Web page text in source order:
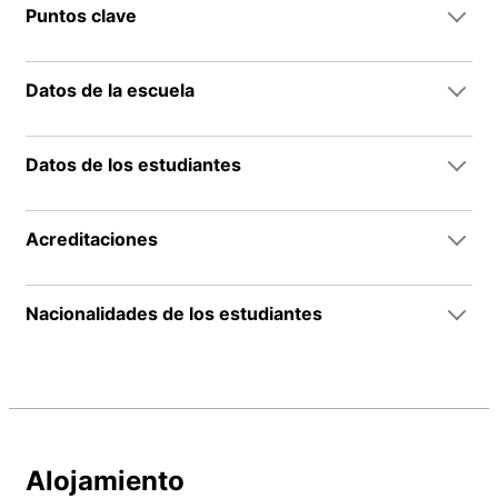
Puntos clave
Datos de la escuela
Datos de los estudiantes
Acreditaciones
Nacionalidades de los estudiantes
Alojamiento